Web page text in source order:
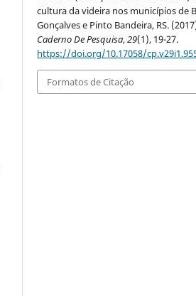
cultura da videira nos municípios de
Gonçalves e Pinto Bandeira, RS.
Caderno De Pesquisa,29(1), 19-27.
https://doi.org/10.17058/
Formatos de Citação